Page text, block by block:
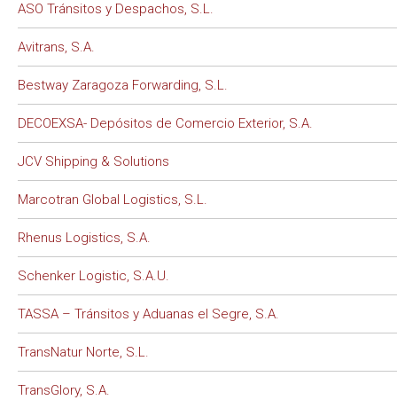
ASO Tránsitos y Despachos, S.L.
Avitrans, S.A.
Bestway Zaragoza Forwarding, S.L.
DECOEXSA- Depósitos de Comercio Exterior, S.A.
JCV Shipping & Solutions
Marcotran Global Logistics, S.L.
Rhenus Logistics, S.A.
Schenker Logistic, S.A.U.
TASSA – Tránsitos y Aduanas el Segre, S.A.
TransNatur Norte, S.L.
TransGlory, S.A.